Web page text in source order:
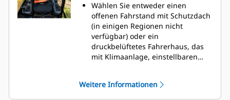
Wählen Sie entweder einen
offenen Fahrstand mit Schutzdach
(in einigen Regionen nicht
verfügbar) oder ein
druckbelüftetes Fahrerhaus, das
mit Klimaanlage, einstellbaren
kann, sodass Sie den ganzen Tag
komfortabel arbeiten können.
Weitere Informationen